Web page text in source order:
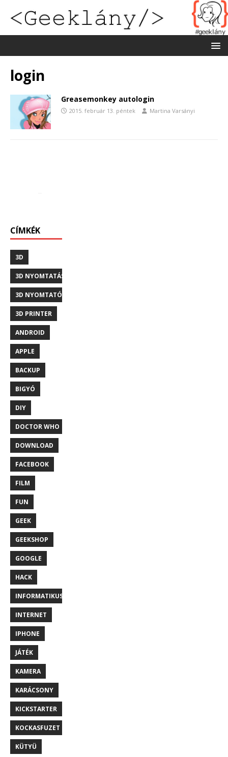
login
Greasemonkey autologin
2015. február 13. péntek Martina Varsányi
CÍMKÉK
3D
3D NYOMTATÁS
3D NYOMTATÓ
3D PRINTER
ANDROID
APPLE
BACKUP
BIGYÓ
DIY
DOCTOR WHO
DOWNLOAD
FACEBOOK
FILM
FUN
GEEK
GEEKSHOP
GOOGLE
HACK
INFORMATIKUS
INTERNET
IPHONE
JÁTÉK
KAMERA
KARÁCSONY
KICKSTARTER
KOCKASFUZET
KÜTYÜ